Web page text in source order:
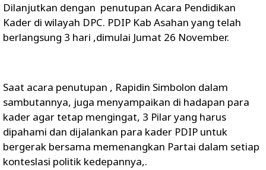
Dilanjutkan dengan penutupan Acara Pendidikan
Kader di wilayah DPC. PDIP Kab Asahan yang telah
berlangsung 3 hari ,dimulai Jumat 26 November.
Saat acara penutupan , Rapidin Simbolon dalam
sambutannya, juga menyampaikan di hadapan para
kader agar tetap mengingat, 3 Pilar yang harus
dipahami dan dijalankan para kader PDIP untuk
bergerak bersama memenangkan Partai dalam setiap
konteslasi politik kedepannya,.